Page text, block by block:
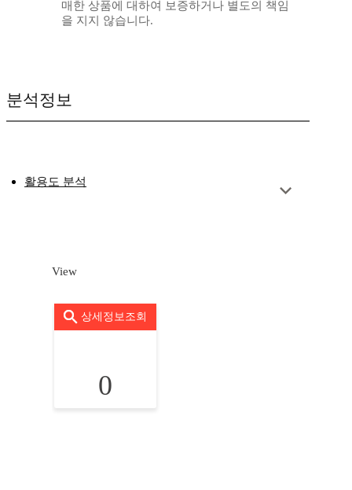
매한 상품에 대하여 보증하거나 별도의 책임
을 지지 않습니다.
분석정보
활용도 분석
View
상세정보조회
0